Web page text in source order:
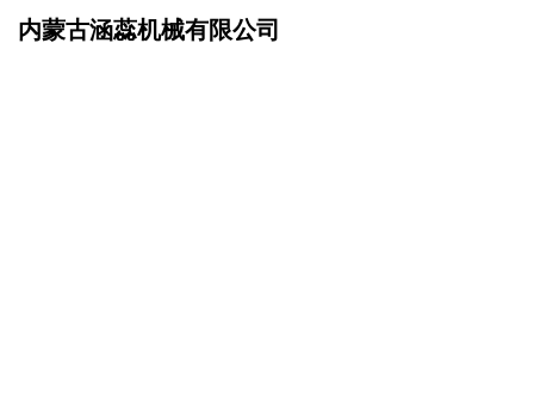
内蒙古涵蕊机械有限公司